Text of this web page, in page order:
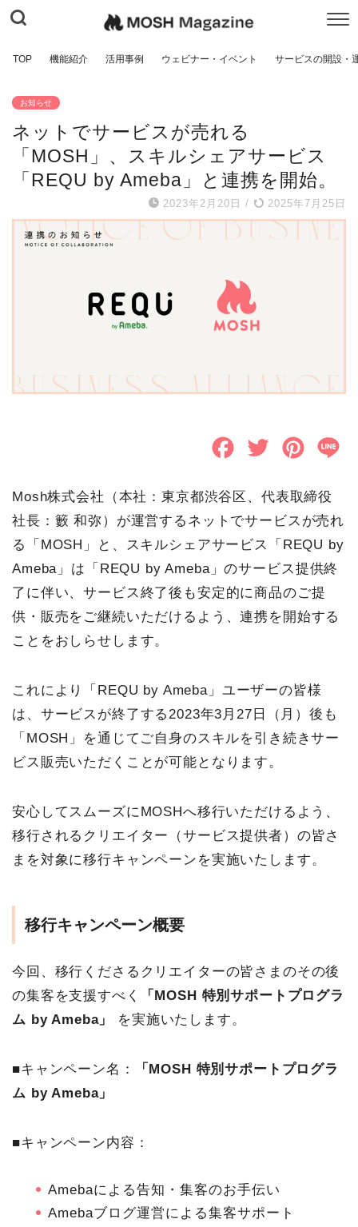
TOP 機能紹介 活用事例 ウェビナー・イベント サービスの開設・
お知らせ
ネットでサービスが売れる
「MOSH」、スキルシェアサービス
「REQU by Ameba」と連携を開始。
2023年2月20日 / 2025年7月25日
c
b
o
o
i
e
r
n
e
r
e
Mosh株式会社（本社：東京都渋谷区、代表取締役
社長：籔 和弥）が運営するネットでサービスが売れ
る「MOSH」と、スキルシェアサービス「REQU by
Ameba」は「REQU by Ameba」のサービス提供終
了に伴い、サービス終了後も安定的に商品のご提
供・販売をご継続いただけるよう、連携を開始する
ことをおしらせします。
これにより「REQU by Ameba」ユーザーの皆様
は、サービスが終了する2023年3月27日（月）後も
「MOSH」を通じてご自身のスキルを引き続きサー
ビス販売いただくことが可能となります。
安心してスムーズにMOSHへ移行いただけるよう、
移行されるクリエイター（サービス提供者）の皆さ
まを対象に移行キャンペーンを実施いたします。
移行キャンペーン概要
今回、移行くださるクリエイターの皆さまのその後
の集客を支援すべく
「MOSH 特別サポートプログラ
ム by Ameba」
を実施いたします。
■キャンペーン名：
「MOSH 特別サポートプログラ
ム by Ameba」
■キャンペーン内容：
Amebaによる告知・集客のお手伝い
Amebaブログ運営による集客サポート